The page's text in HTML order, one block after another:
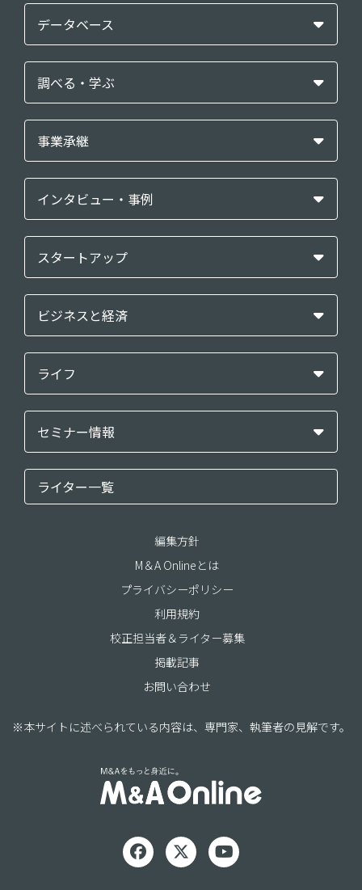
データベース
調べる・学ぶ
事業承継
インタビュー・事例
スタートアップ
ビジネスと経済
ライフ
セミナー情報
ライター一覧
編集方針
M＆A Onlineとは
プライバシーポリシー
利用規約
校正担当者＆ライター募集
掲載記事
お問い合わせ
※本サイトに述べられている内容は、専門家、執筆者の見解です。